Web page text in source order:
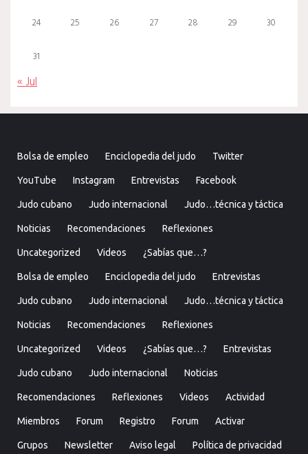
24 25 26 27 28 29 30
31
« Jul
Bolsa de empleo Enciclopedia del judo Twitter
YouTube Instagram Entrevistas Facebook
Judo cubano Judo internacional Judo…técnica y táctica
Noticias Recomendaciones Reflexiones
Uncategorized Videos ¿Sabías que…?
Bolsa de empleo Enciclopedia del judo Entrevistas
Judo cubano Judo internacional Judo…técnica y táctica
Noticias Recomendaciones Reflexiones
Uncategorized Videos ¿Sabías que…? Entrevistas
Judo cubano Judo internacional Noticias
Recomendaciones Reflexiones Videos Actividad
Miembros Forum Registro Forum Activar
Grupos Newsletter Aviso legal Política de privacidad